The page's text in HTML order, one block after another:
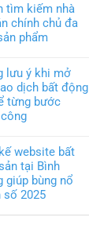
tìm kiếm nhà
chính chủ đa
phẩm
lưu ý khi mở
dịch bất động
từng bước
website bất
tại Bình
giúp bùng nổ
số 2025